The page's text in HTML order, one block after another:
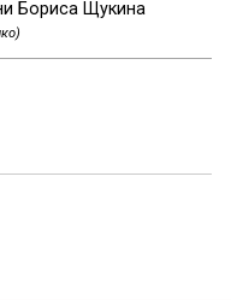
Бориса Щукина